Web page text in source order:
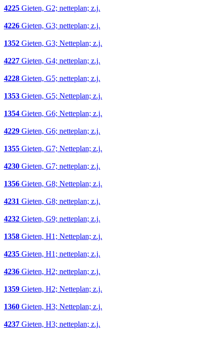
4225 Gieten, G2; netteplan; z.j.
4226 Gieten, G3; netteplan; z.j.
1352 Gieten, G3; Netteplan; z.j.
4227 Gieten, G4; netteplan; z.j.
4228 Gieten, G5; netteplan; z.j.
1353 Gieten, G5; Netteplan; z.j.
1354 Gieten, G6; Netteplan; z.j.
4229 Gieten, G6; netteplan; z.j.
1355 Gieten, G7; Netteplan; z.j.
4230 Gieten, G7; netteplan; z.j.
1356 Gieten, G8; Netteplan; z.j.
4231 Gieten, G8; netteplan; z.j.
4232 Gieten, G9; netteplan; z.j.
1358 Gieten, H1; Netteplan; z.j.
4235 Gieten, H1; netteplan; z.j.
4236 Gieten, H2; netteplan; z.j.
1359 Gieten, H2; Netteplan; z.j.
1360 Gieten, H3; Netteplan; z.j.
4237 Gieten, H3; netteplan; z.j.